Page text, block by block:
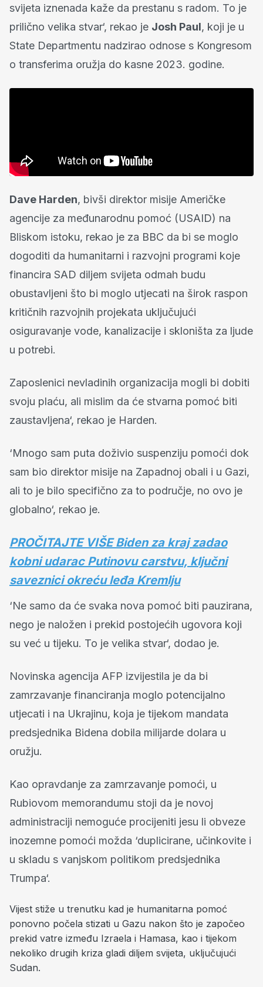
svijeta iznenada kaže da prestanu s radom. To je
prilično velika stvar‘, rekao je Josh Paul, koji je u
State Departmentu nadzirao odnose s Kongresom
o transferima oružja do kasne 2023. godine.
Dave Harden, bivši direktor misije Američke
agencije za međunarodnu pomoć (USAID) na
Bliskom istoku, rekao je za BBC da bi se moglo
dogoditi da humanitarni i razvojni programi koje
financira SAD diljem svijeta odmah budu
obustavljeni što bi moglo utjecati na širok raspon
kritičnih razvojnih projekata uključujući
osiguravanje vode, kanalizacije i skloništa za ljude
u potrebi.
Zaposlenici nevladinih organizacija mogli bi dobiti
svoju plaću, ali mislim da će stvarna pomoć biti
zaustavljena‘, rekao je Harden.
‘Mnogo sam puta doživio suspenziju pomoći dok
sam bio direktor misije na Zapadnoj obali i u Gazi,
ali to je bilo specifično za to područje, no ovo je
globalno‘, rekao je.
PROČITAJTE VIŠE Biden za kraj zadao
kobni udarac Putinovu carstvu, ključni
saveznici okreću leđa Kremlju
‘Ne samo da će svaka nova pomoć biti pauzirana,
nego je naložen i prekid postojećih ugovora koji
su već u tijeku. To je velika stvar‘, dodao je.
Novinska agencija AFP izvijestila je da bi
zamrzavanje financiranja moglo potencijalno
utjecati i na Ukrajinu, koja je tijekom mandata
predsjednika Bidena dobila milijarde dolara u
oružju.
Kao opravdanje za zamrzavanje pomoći, u
Rubiovom memorandumu stoji da je novoj
administraciji nemoguće procijeniti jesu li obveze
inozemne pomoći možda ‘duplicirane, učinkovite i
u skladu s vanjskom politikom predsjednika
Trumpa‘.
Vijest stiže u trenutku kad je humanitarna pomoć
ponovno počela stizati u Gazu nakon što je započeo
prekid vatre između Izraela i Hamasa, kao i tijekom
nekoliko drugih kriza gladi diljem svijeta, uključujući
Sudan.